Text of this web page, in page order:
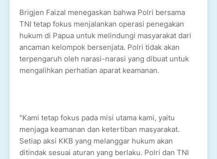
Brigjen Faizal menegaskan bahwa Polri bersama
TNI tetap fokus menjalankan operasi penegakan
hukum di Papua untuk melindungi masyarakat dari
ancaman kelompok bersenjata. Polri tidak akan
terpengaruh oleh narasi-narasi yang dibuat untuk
mengalihkan perhatian aparat keamanan.
"Kami tetap fokus pada misi utama kami, yaitu
menjaga keamanan dan ketertiban masyarakat.
Setiap aksi KKB yang melanggar hukum akan
ditindak sesuai aturan yang berlaku. Polri dan TNI